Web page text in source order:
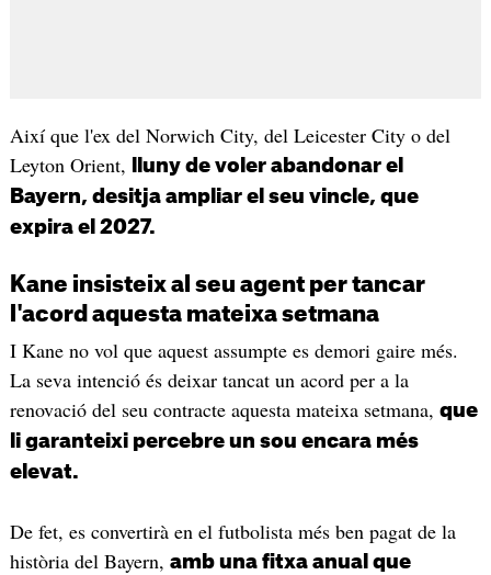
Així que l'ex del Norwich City, del Leicester City o del
Leyton Orient,
lluny de voler abandonar el
Bayern, desitja ampliar el seu vincle, que
expira el 2027.
Kane insisteix al seu agent per tancar
l'acord aquesta mateixa setmana
I Kane no vol que aquest assumpte es demori gaire més.
La seva intenció és deixar tancat un acord per a la
renovació del seu contracte aquesta mateixa setmana, que
li garanteixi percebre un sou encara més
elevat.
De fet, es convertirà en el futbolista més ben pagat de la
història del Bayern, amb una fitxa anual que